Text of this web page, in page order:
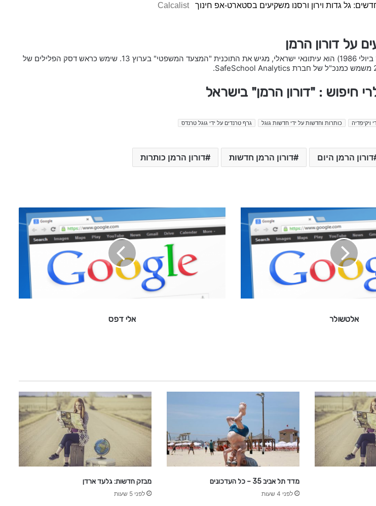
גל גדות וירון ורסנו משקיעים בסטארט-אפ חינוך Calcalist
על דורון הרמן
(נולד ב-16 ביולי 1986) הוא עיתונאי ישראלי, מגיש את התוכנית "המצעד המשפטי" בערוץ 13. שימש כראש דסק הפלילים של
חיפוש : "דורון הרמן" בישראל
ויקיפדיה כותרות וחדשות על ידי חדשות גוגל גרף טרנדים על ידי גוגל טרנדס
דורון הרמן היום דורון הרמן חדשות דורון הרמן כותרות
אלטשולר
ל
י
אלי דפס
מדד תל אביב 35 – כל העדכונים
לפני 4 שעות
מבזק חדשות: גלעד ארדן
לפני 5 שעות